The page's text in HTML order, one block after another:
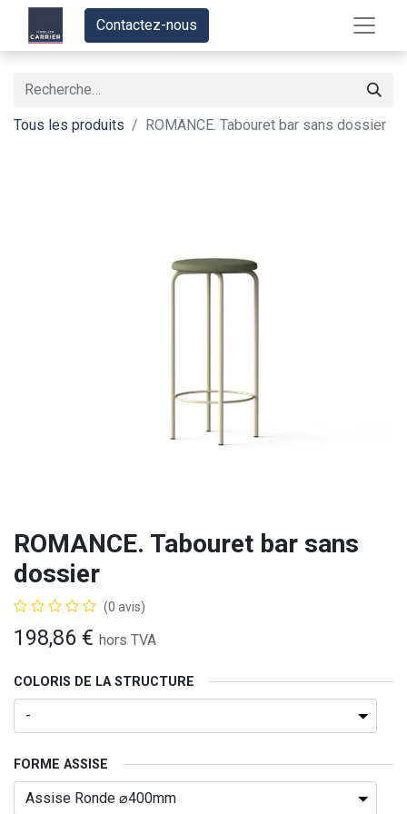
Contactez-nous
Tous les produits ROMANCE. Tabouret bar sans dossier
ROMANCE. Tabouret bar sans
dossier
(0 avis)
198,86 € hors TVA
COLORIS DE LA STRUCTURE
FORME ASSISE